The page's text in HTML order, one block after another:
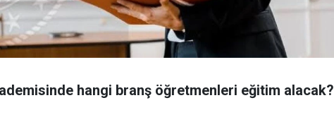
hangi branş öğretmenleri eğitim alacak?